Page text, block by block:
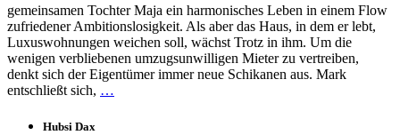
gemeinsamen Tochter Maja ein harmonisches Leben in einem Flow
zufriedener Ambitions­losigkeit. Als aber das Haus, in dem er lebt,
Luxuswohnungen weichen soll, wächst Trotz in ihm. Um die
wenigen verblie­benen umzugsunwilligen Mieter zu vertreiben,
denkt sich der Eigentümer immer neue Schikanen aus. Mark
entschließt sich, …
Hubsi Dax